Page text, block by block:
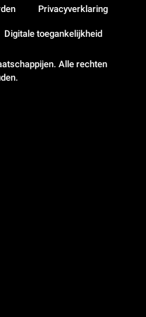
Alle rechten
Privacyverklaring
Digitale toegankelijkheid